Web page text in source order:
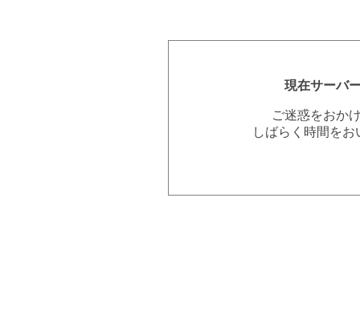
現在サーバ
ご迷惑をおか
しばらく時間を